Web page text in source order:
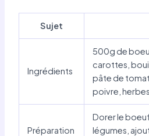
Sujet
Ingrédients
500g de
carottes,
pâte de
poivre,
Préparation
Dorer le
légumes,